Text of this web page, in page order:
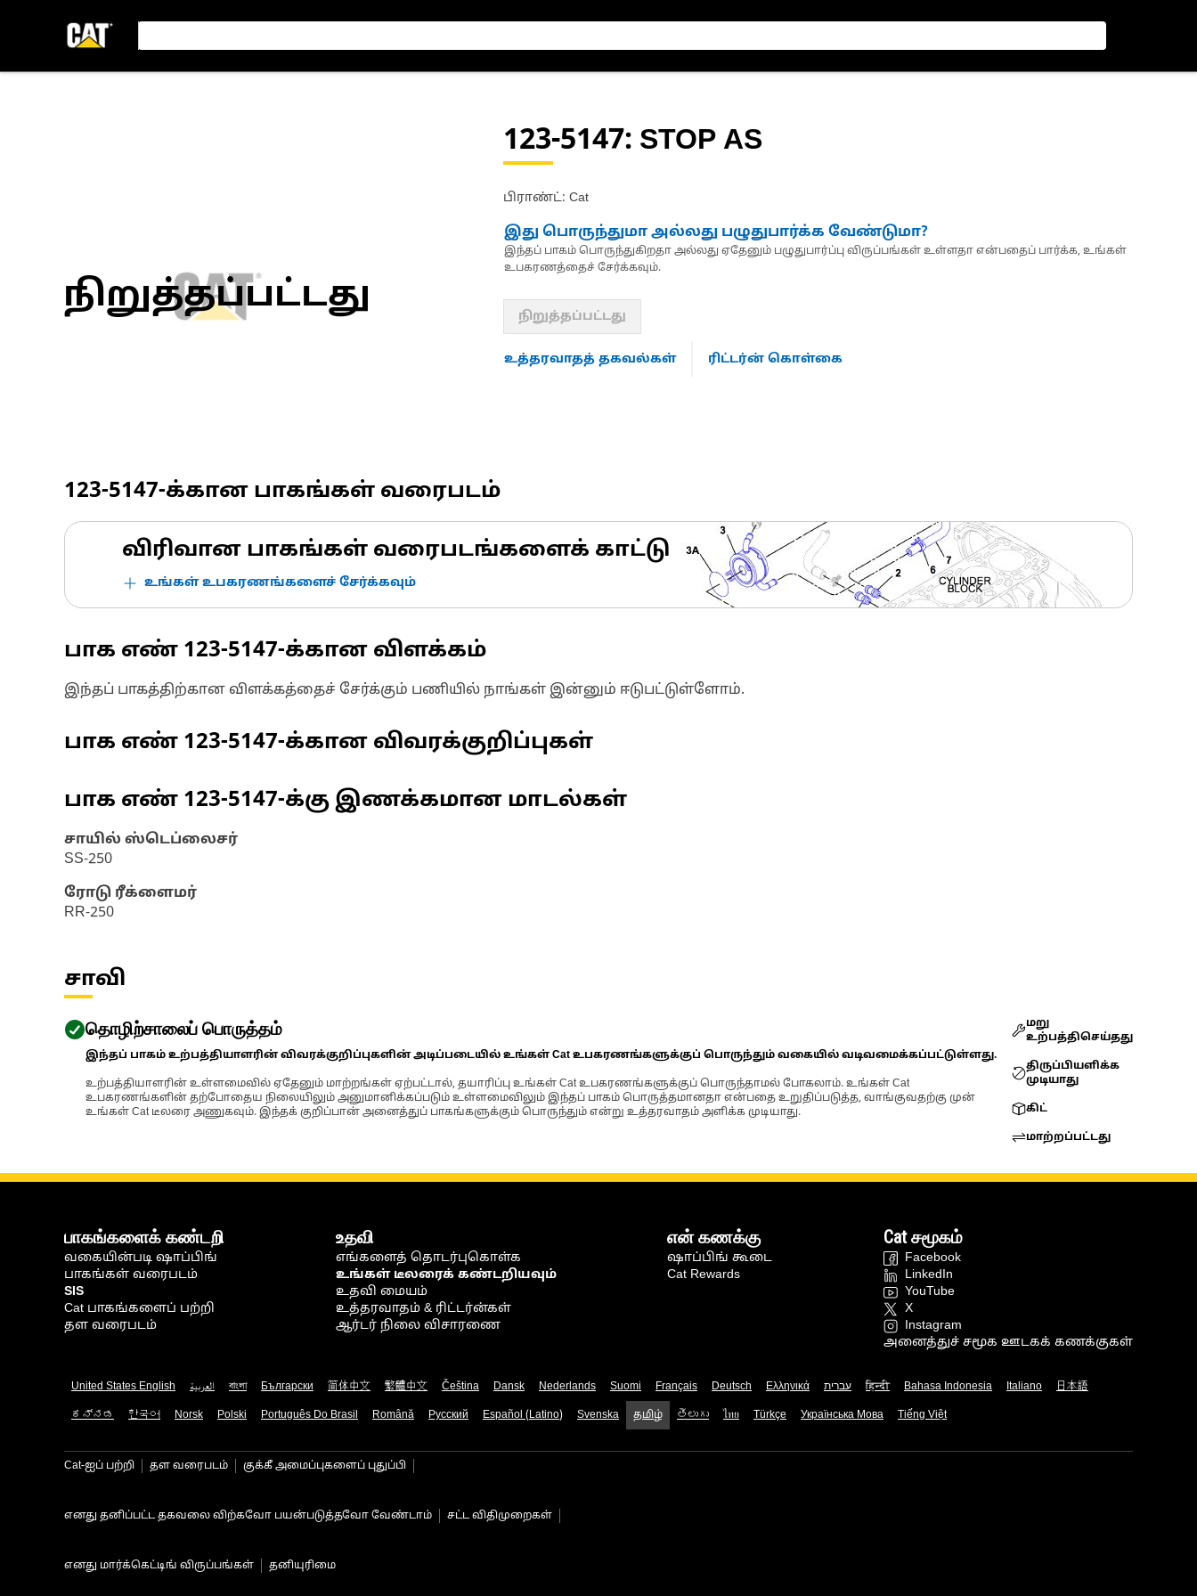
நிறுத்தப்பட்டது
123-5147: STOP AS
பிராண்ட்: Cat
இது பொருந்துமா அல்லது பழுதுபார்க்க வேண்டுமா?
இந்தப் பாகம் பொருந்துகிறதா அல்லது ஏதேனும் பழுதுபார்ப்பு விருப்பங்கள் உள்ளதா என்பதைப் பார்க்க, உங்கள்
உபகரணத்தைச் சேர்க்கவும்.
நிறுத்தப்பட்டது
உத்தரவாதத் தகவல்கள் ரிட்டர்ன் கொள்கை
123-5147-க்கான பாகங்கள் வரைபடம்
விரிவான பாகங்கள் வரைபடங்களைக் காட்டு
உங்கள் உபகரணங்களைச் சேர்க்கவும்
பாக எண் 123-5147-க்கான விளக்கம்
இந்தப் பாகத்திற்கான விளக்கத்தைச் சேர்க்கும் பணியில் நாங்கள் இன்னும் ஈடுபட்டுள்ளோம்.
பாக எண் 123-5147-க்கான விவரக்குறிப்புகள்
பாக எண் 123-5147-க்கு இணக்கமான மாடல்கள்
சாயில் ஸ்டெப்லைசர்
SS-250
ரோடு ரீக்ளைமர்
RR-250
சாவி
தொழிற்சாலைப் பொருத்தம்
இந்தப் பாகம் உற்பத்தியாளரின் விவரக்குறிப்புகளின் அடிப்படையில் உங்கள் Cat உபகரணங்களுக்குப் பொருந்தும் வகையில் வடிவமைக்கப்பட்டுள்ளது.
உற்பத்தியாளரின் உள்ளமைவில் ஏதேனும் மாற்றங்கள் ஏற்பட்டால், தயாரிப்பு உங்கள் Cat உபகரணங்களுக்குப் பொருந்தாமல் போகலாம். உங்கள் Cat
உபகரணங்களின் தற்போதைய நிலையிலும் அனுமானிக்கப்படும் உள்ளமைவிலும் இந்தப் பாகம் பொருத்தமானதா என்பதை உறுதிப்படுத்த, வாங்குவதற்கு முன்
உங்கள் Cat டீலரை அணுகவும். இந்தக் குறிப்பான் அனைத்துப் பாகங்களுக்கும் பொருந்தும் என்று உத்தரவாதம் அளிக்க முடியாது.
மறு
உற்பத்திசெய்தது
திருப்பியளிக்க
முடியாது
கிட்
மாற்றப்பட்டது
பாகங்களைக் கண்டறி
வகையின்படி ஷாப்பிங்
பாகங்கள் வரைபடம்
SIS
Cat பாகங்களைப் பற்றி
தள வரைபடம்
உதவி
எங்களைத் தொடர்புகொள்க
உங்கள் டீலரைக் கண்டறியவும்
உதவி மையம்
உத்தரவாதம் & ரிட்டர்ன்கள்
ஆர்டர் நிலை விசாரணை
என் கணக்கு
ஷாப்பிங் கூடை
Cat Rewards
Cat சமூகம்
Facebook
LinkedIn
YouTube
X
Instagram
அனைத்துச் சமூக ஊடகக் கணக்குகள்
United States English العربية বাংলা Български 简体中文 繁體中文 Čeština Dansk Nederlands Suomi Français Deutsch Ελληνικά עברית हिन्दी Bahasa Indonesia Italiano 日本語
ಕನ್ನಡ 한국어 Norsk Polski Português Do Brasil Română Русский Español (Latino) Svenska தமிழ் తెలుగు ไทย Türkçe Українська Мова Tiếng Việt
Cat-ஐப் பற்றி தள வரைபடம் குக்கீ அமைப்புகளைப் புதுப்பி
எனது தனிப்பட்ட தகவலை விற்கவோ பயன்படுத்தவோ வேண்டாம் சட்ட விதிமுறைகள்
எனது மார்க்கெட்டிங் விருப்பங்கள் தனியுரிமை